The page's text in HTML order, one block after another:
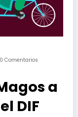
0 Comentarios
a
DIF